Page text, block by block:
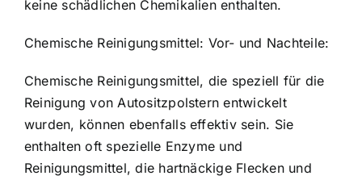
keine schädlichen Chemikalien enthalten.
Chemische Reinigungsmittel: Vor- und Nachteile:
Chemische Reinigungsmittel, die speziell für die
Reinigung von Autositzpolstern entwickelt
wurden, können ebenfalls effektiv sein. Sie
enthalten oft spezielle Enzyme und
Reinigungsmittel, die hartnäckige Flecken und